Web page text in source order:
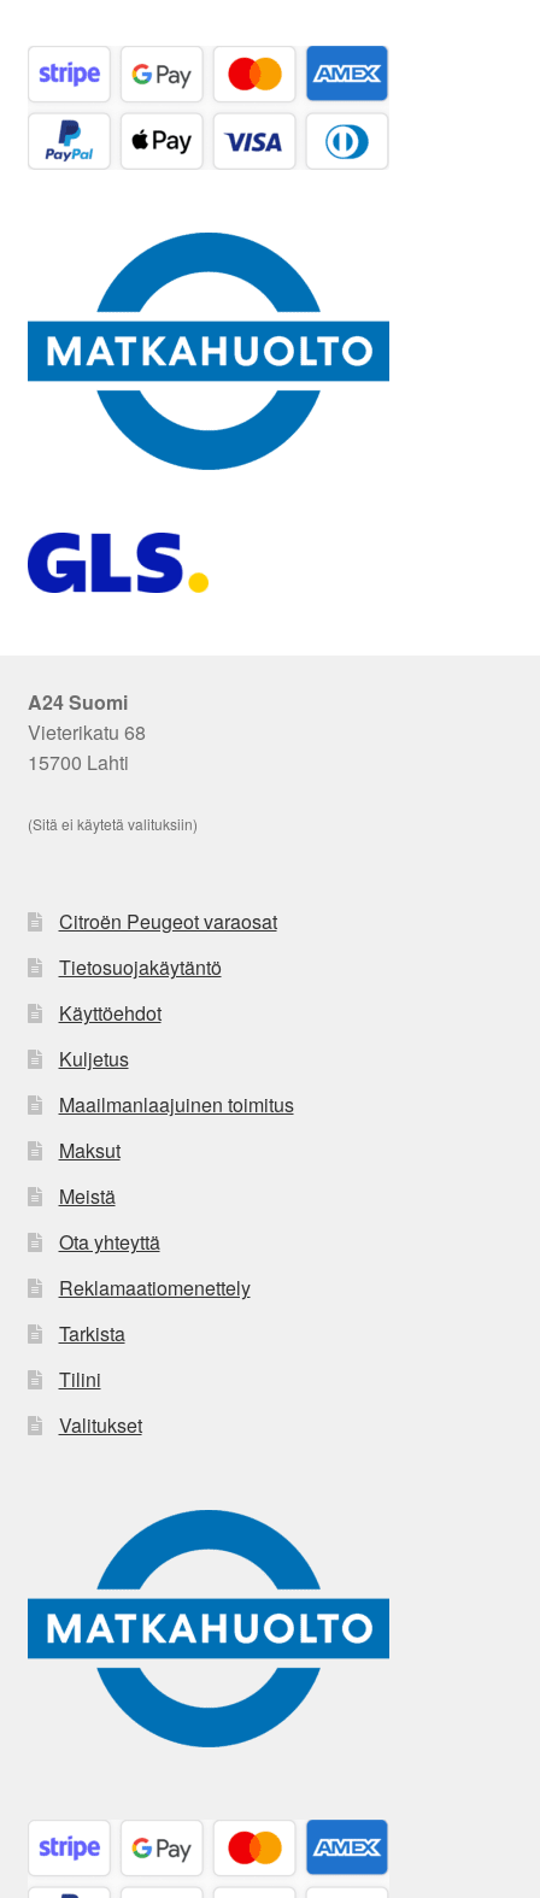
A24 Suomi
Vieterikatu 68
15700 Lahti
(Sitä ei käytetä valituksiin)
Citroën Peugeot varaosat
Tietosuojakäytäntö
Käyttöehdot
Kuljetus
Maailmanlaajuinen toimitus
Maksut
Meistä
Ota yhteyttä
Reklamaatiomenettely
Tarkista
Tilini
Valitukset